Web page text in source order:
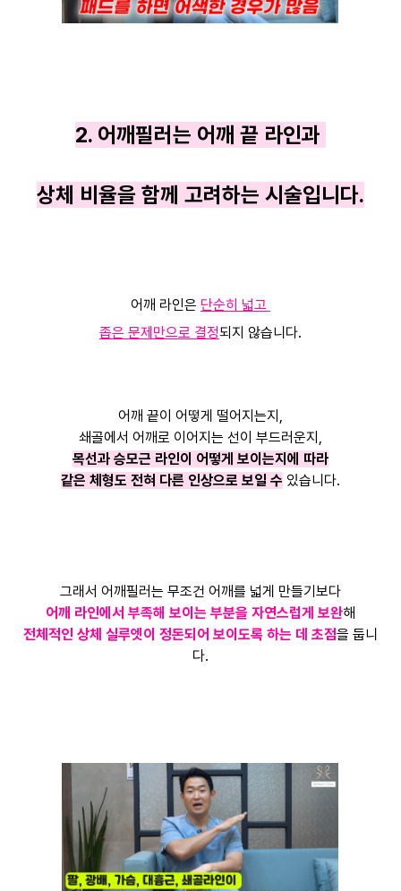
2. 어깨필러는 어깨 끝 라인과
상체 비율을 함께 고려하는 시술입니다.
어깨 라인은 단순히 넓고
좁은 문제만으로 결정되지 않습니다.
어깨 끝이 어떻게 떨어지는지,
쇄골에서 어깨로 이어지는 선이 부드러운지,
목선과 승모근 라인이 어떻게 보이는지에 따라
같은 체형도 전혀 다른 인상으로 보일 수 있습니다.
그래서 어깨필러는 무조건 어깨를 넓게 만들기보다
어깨 라인에서 부족해 보이는 부분을 자연스럽게 보완해
전체적인 상체 실루엣이 정돈되어 보이도록 하는 데 초점을 둡니
다.